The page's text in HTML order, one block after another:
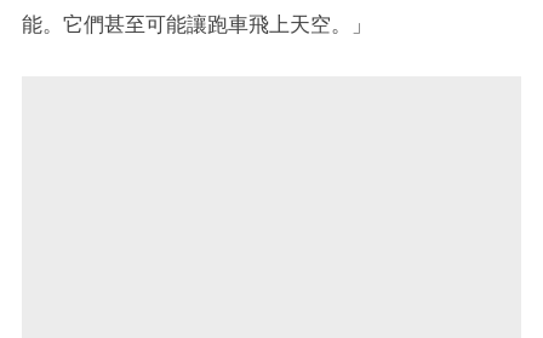
能。它們甚至可能讓跑車飛上天空。」